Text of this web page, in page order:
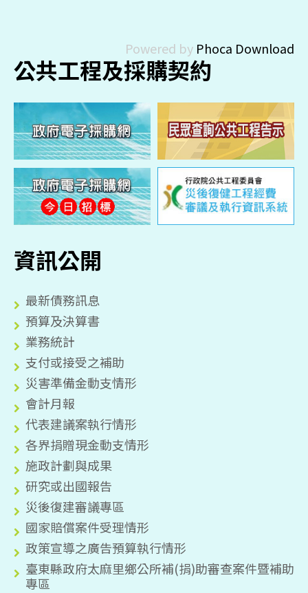
Powered by Phoca Download
公共工程及採購契約
資訊公開
最新債務訊息
預算及決算書
業務統計
支付或接受之補助
災害準備金動支情形
會計月報
代表建議案執行情形
各界捐贈現金動支情形
施政計劃與成果
研究或出國報告
災後復建審議專區
國家賠償案件受理情形
政策宣導之廣告預算執行情形
臺東縣政府太麻里鄉公所補(捐)助審查案件暨補助
專區